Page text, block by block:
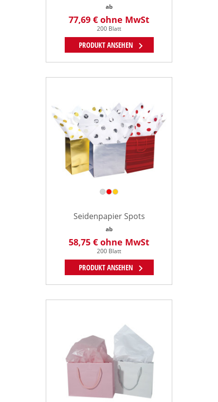
ab
77,69 € ohne MwSt
200 Blatt
PRODUKT ANSEHEN chevron_right
Seidenpapier Spots
ab
58,75 € ohne MwSt
200 Blatt
PRODUKT ANSEHEN chevron_right